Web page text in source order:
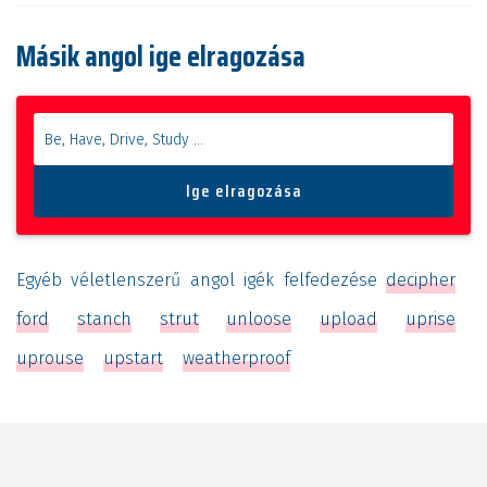
Másik angol ige elragozása
Egyéb véletlenszerű angol igék felfedezése decipher
ford
stanch strut unloose upload
uprise
uprouse
upstart weatherproof